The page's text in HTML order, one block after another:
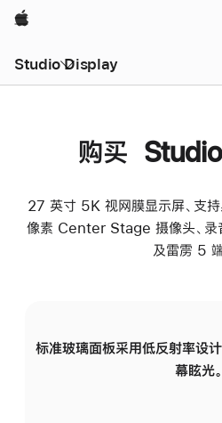
Apple
Studio Display
购买
27 英寸 5K 视网膜显示屏、支
像素 Center Stage 摄像头、录
及雷雳 5 端
标准玻璃面板采用低反射率设
幕眩光。